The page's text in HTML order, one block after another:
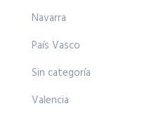
Navarra
País Vasco
Sin categoría
Valencia